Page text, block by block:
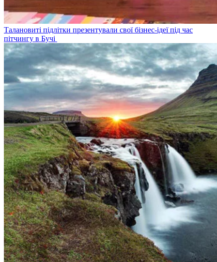
Талановиті підлітки презентували свої бізнес-ідеї під час
пітчингу в Бучі